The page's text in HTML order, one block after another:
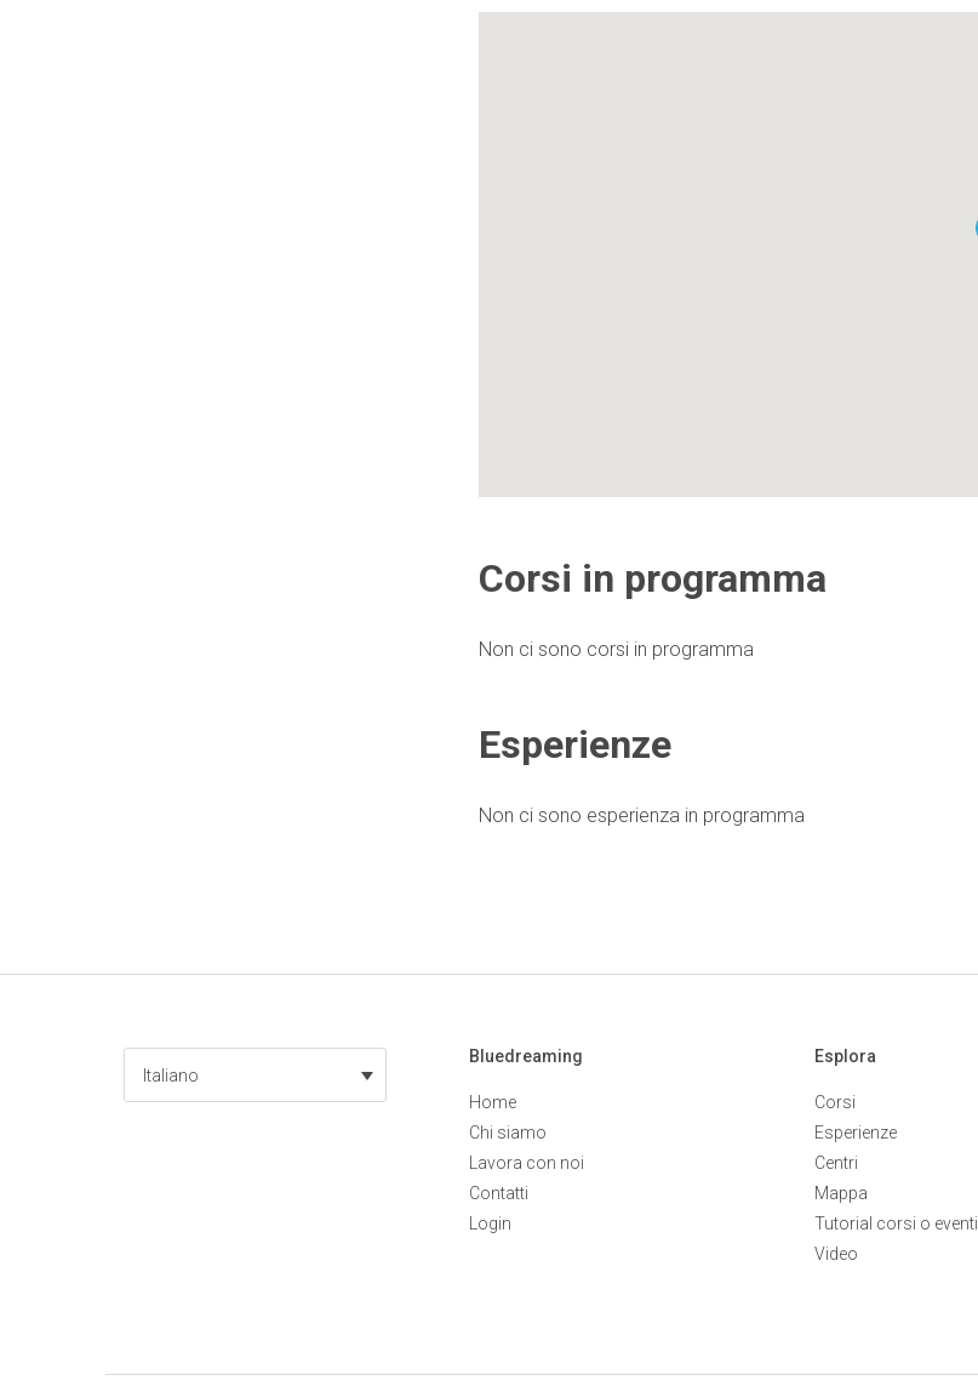
Corsi in programma
Non ci sono corsi in programma
Esperienze
Non ci sono esperienza in programma
Italiano
Bluedreaming
Home
Chi siamo
Lavora con noi
Contatti
Login
Esplora
Corsi
Esperienze
Centri
Mappa
Tutorial corsi o eventi
Video